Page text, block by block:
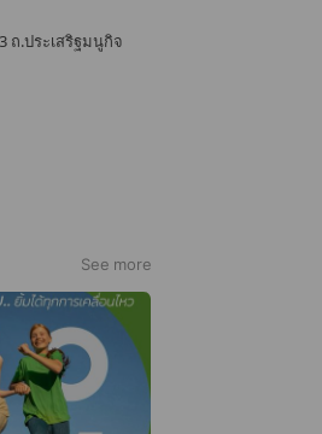
ถ.ประเสริฐมนูกิจ
See more